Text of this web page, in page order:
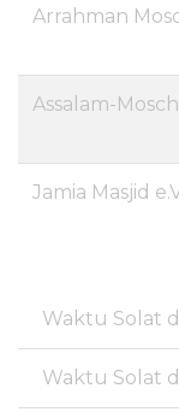
Arrahman
Assalam-
Jamia Masjid
Waktu Solat
Waktu Solat